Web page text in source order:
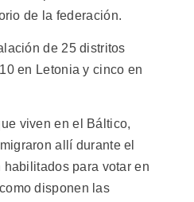
de la federación.
de 25 distritos
en Letonia y cinco en
viven en el Báltico,
allí durante el
para votar en
disponen las